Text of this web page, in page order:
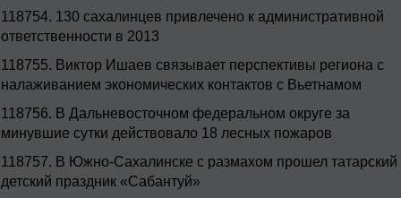
118754. 130 сахалинцев привлечено к административной
ответственности в 2013
118755. Виктор Ишаев связывает перспективы региона с
налаживанием экономических контактов с Вьетнамом
118756. В Дальневосточном федеральном округе за
минувшие сутки действовало 18 лесных пожаров
118757. В Южно-Сахалинске с размахом прошел татарский
детский праздник «Сабантуй»